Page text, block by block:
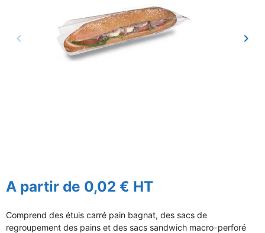
Précédent
keyboard_arrow_left keyboard_arrow_right
A partir de 0,02 € HT
Comprend des étuis carré pain bagnat, des sacs de
regroupement des pains et des sacs sandwich macro-perforé